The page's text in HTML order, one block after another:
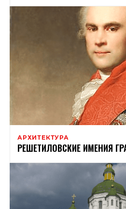
АРХИТЕКТУРА
РЕШЕТИЛОВСКИЕ ИМЕНИЯ